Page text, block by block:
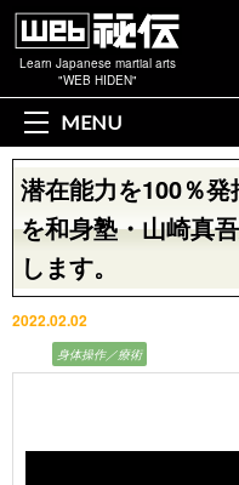
Learn Japanese martial arts
"WEB HIDEN"
MENU
潜在能力を100％発
を和身塾・山崎真
します。
2022.02.02
身体操作／療術